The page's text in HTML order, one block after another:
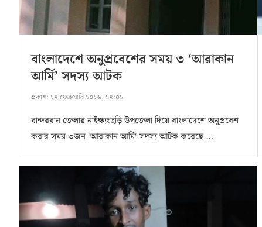
বাংলাদেশে অনুপ্রবেশের সময় ৩ ‘আরাকান
আর্মি’ সদস্য আটক
প্রকাশ: ২৪ ফেব্রুয়ারি ২০২৬, ১৪:০১
বান্দরবান জেলার নাইক্ষ্যংছড়ি উপজেলা দিয়ে বাংলাদেশে অনুপ্রবেশ
করার সময় ৩জন ‘আরাকান আর্মি‘ সদস্য আটক করেছে …